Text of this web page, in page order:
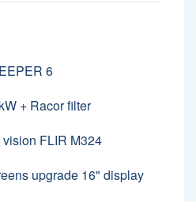
6
+ Racor filter
FLIR M324
upgrade 16" display